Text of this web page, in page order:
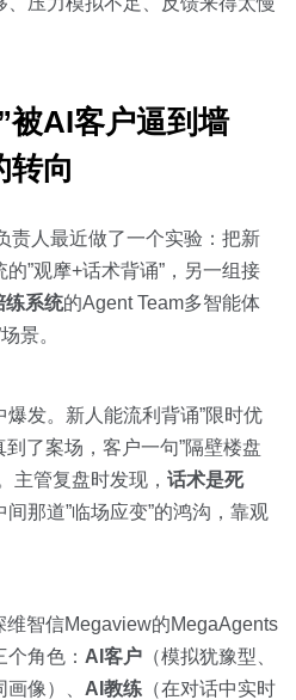
被AI客户逼到墙
转向
责人最近做了一个实验：把新
”观摩+话术背诵”，另一组接
练系统的Agent Team多智能体
景。
发。新人能流利背诵”限时优
到了案场，客户一句”隔壁楼盘
主管复盘时发现， 话术是死
间那道”临场应变”的鸿沟，靠观
智信Megaview的MegaAgents
角色： AI客户 （模拟犹豫型、
像）、 AI教练 （在对话中实时